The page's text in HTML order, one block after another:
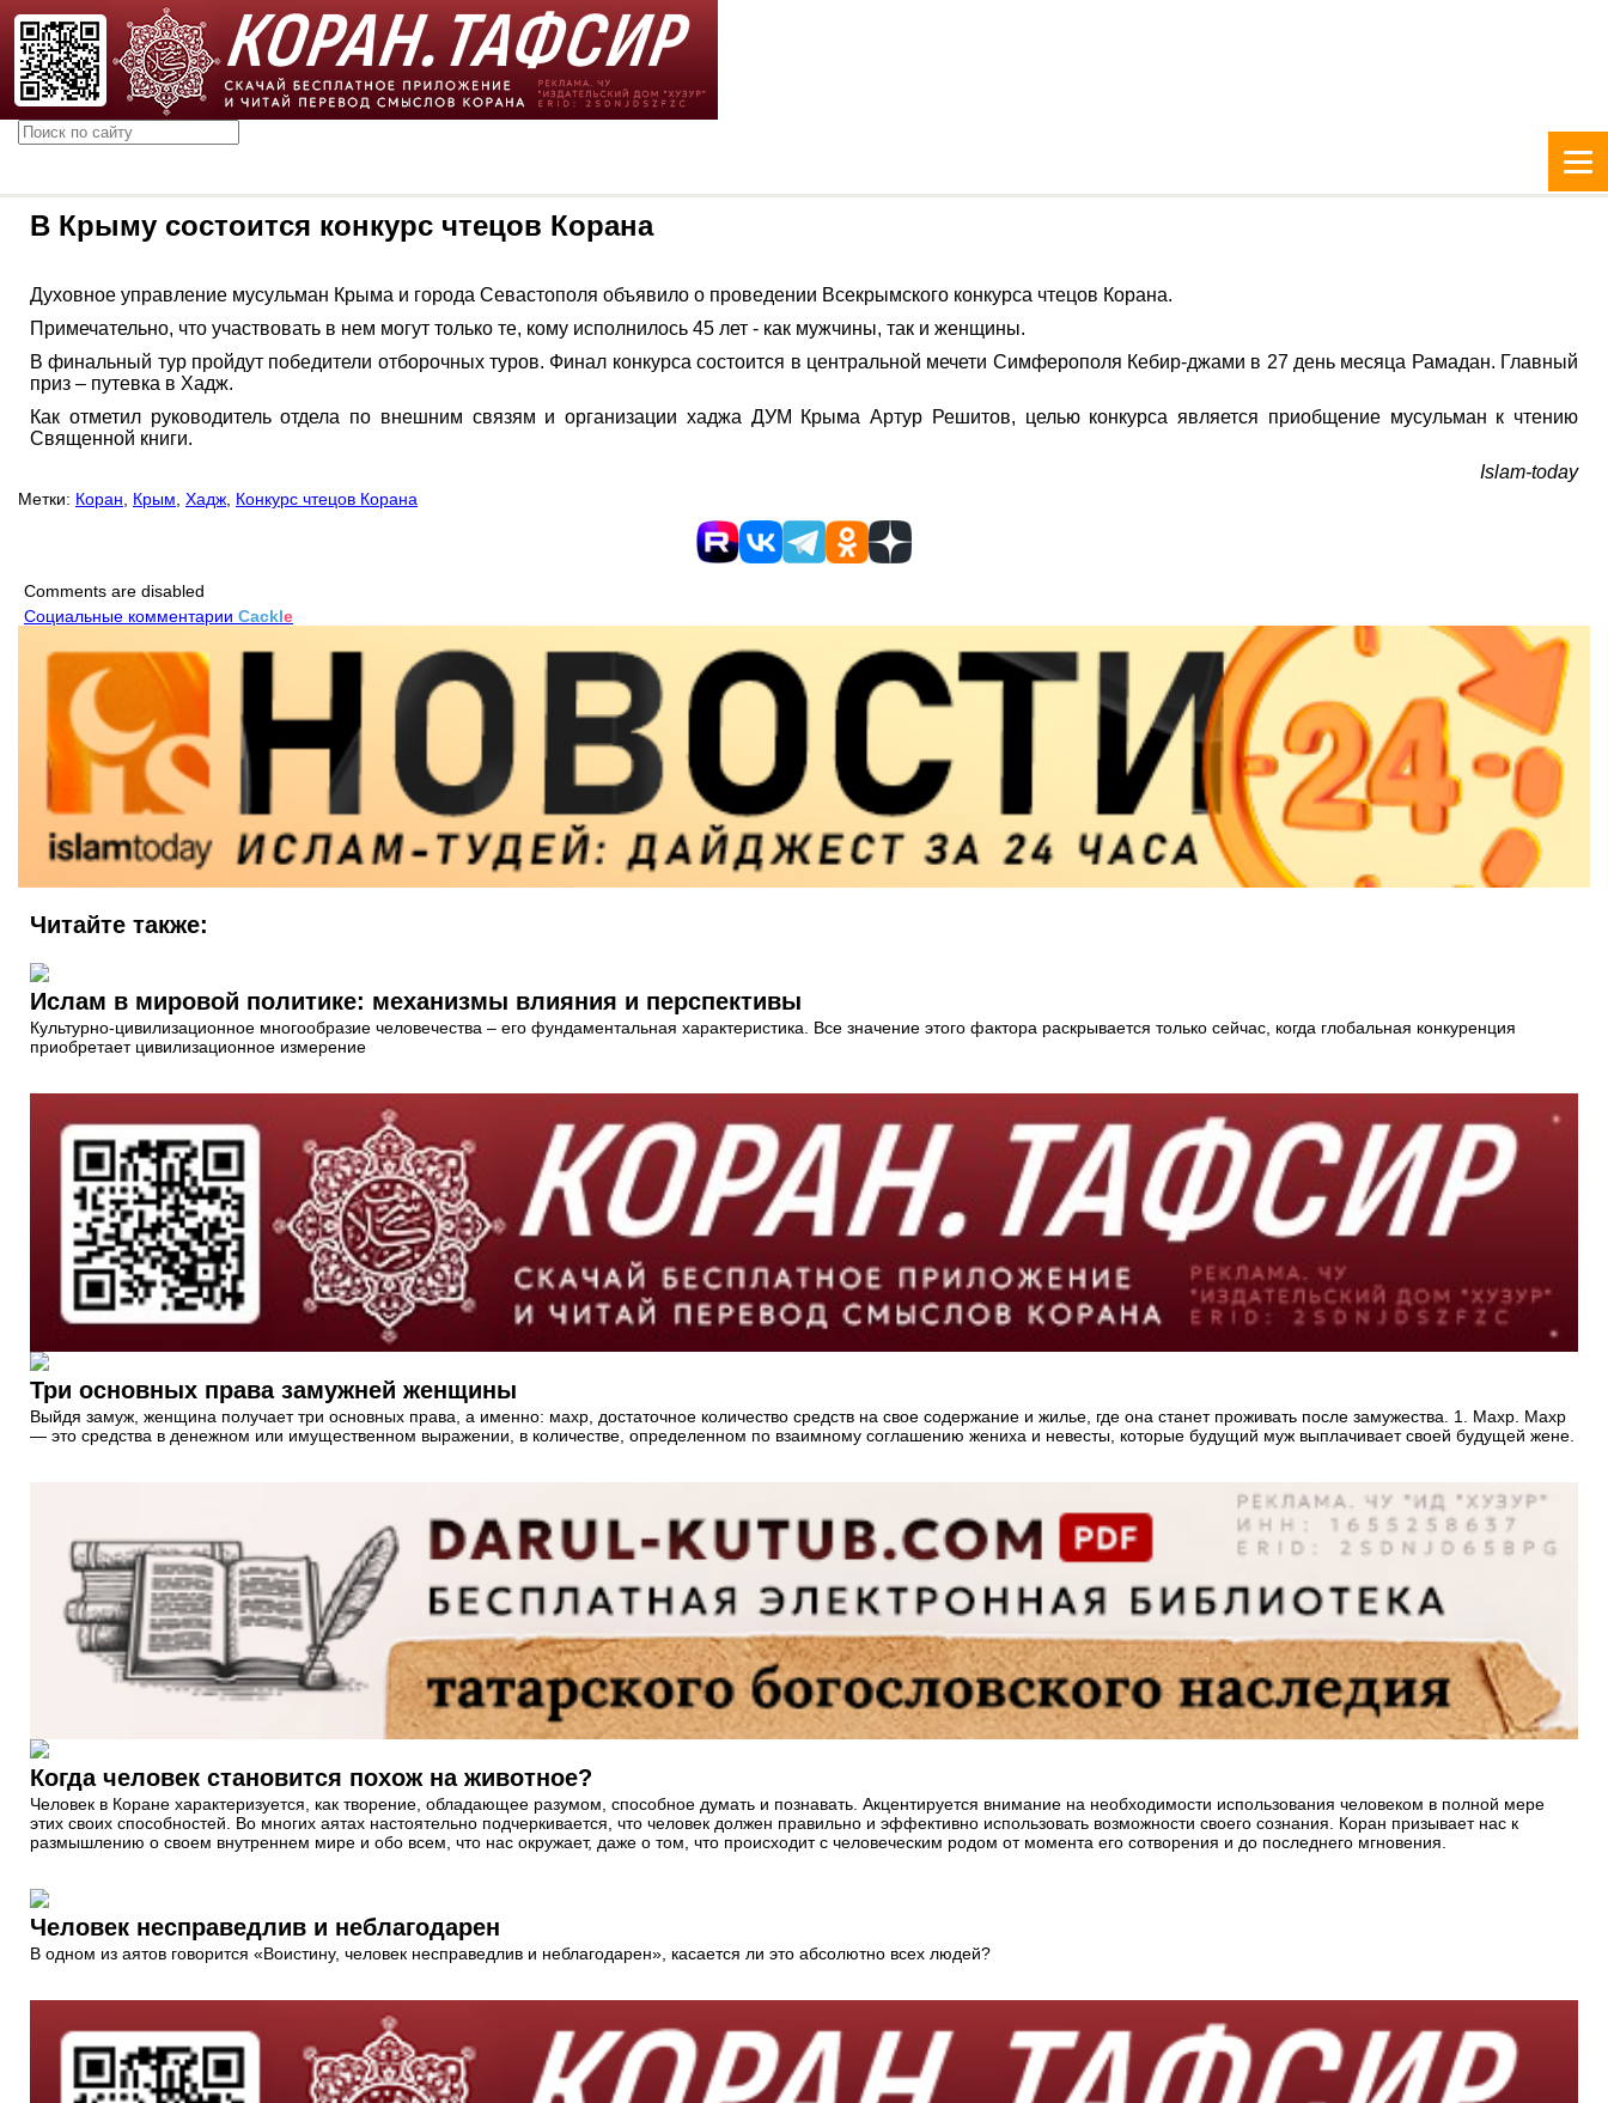
В Крыму состоится конкурс чтецов Корана
Духовное управление мусульман Крыма и города Севастополя объявило о проведении Всекрымского конкурса чтецов Корана.
Примечательно, что участвовать в нем могут только те, кому исполнилось 45 лет - как мужчины, так и женщины.
В финальный тур пройдут победители отборочных туров. Финал конкурса состоится в центральной мечети Симферополя Кебир-джами в 27 день месяца Рамадан. Главный
приз – путевка в Хадж.
Как отметил руководитель отдела по внешним связям и организации хаджа ДУМ Крыма Артур Решитов, целью конкурса является приобщение мусульман к чтению
Священной книги.
Islam-today
Метки: Коран Крым Хадж Конкурс чтецов Корана
Comments are disabled
Социальные комментарии Cackle
Читайте также:
Ислам в мировой политике: механизмы влияния и перспективы
Культурно-цивилизационное многообразие человечества – его фундаментальная характеристика. Все значение этого фактора раскрывается только сейчас, когда глобальная конкуренция
приобретает цивилизационное измерение
Три основных права замужней женщины
Выйдя замуж, женщина получает три основных права, а именно: махр, достаточное количество средств на свое содержание и жилье, где она станет проживать после замужества. 1. Махр. Махр
― это средства в денежном или имущественном выражении, в количестве, определенном по взаимному соглашению жениха и невесты, которые будущий муж выплачивает своей будущей жене.
Когда человек становится похож на животное?
Человек в Коране характеризуется, как творение, обладающее разумом, способное думать и познавать. Акцентируется внимание на необходимости использования человеком в полной мере
этих своих способностей. Во многих аятах настоятельно подчеркивается, что человек должен правильно и эффективно использовать возможности своего сознания. Коран призывает нас к
размышлению о своем внутреннем мире и обо всем, что нас окружает, даже о том, что происходит с человеческим родом от момента его сотворения и до последнего мгновения.
Человек несправедлив и неблагодарен
В одном из аятов говорится «Воистину, человек несправедлив и неблагодарен», касается ли это абсолютно всех людей?